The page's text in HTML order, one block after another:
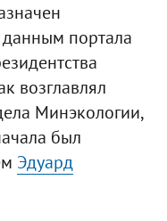
портала
возглавлял
Минэкологии,
был
Эдуард